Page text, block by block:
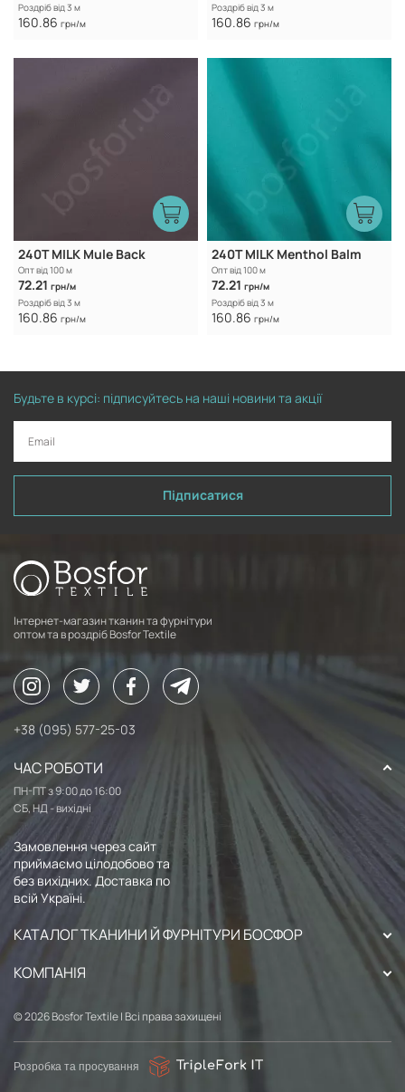
Роздріб від 3 м
160.86 грн/м
Роздріб від 3 м
160.86 грн/м
240T MILK Mule Back
Опт від 100 м
72.21 грн/м
Роздріб від 3 м
160.86 грн/м
240T MILK Menthol Balm
Опт від 100 м
72.21 грн/м
Роздріб від 3 м
160.86 грн/м
Будьте в курсі: підписуйтесь на наші новини та акції
Підписатися
Інтернет-магазин тканин та фурнітури
оптом та в роздріб Bosfor Textile
+38 (095) 577-25-03
ЧАС РОБОТИ
ПН-ПТ з 9:00 до 16:00
СБ, НД - вихідні
Замовлення через сайт
приймаємо цілодобово та
без вихідних. Доставка по
всій Україні.
КАТАЛОГ ТКАНИНИ Й ФУРНІТУРИ БОСФОР
КОМПАНІЯ
© 2026 Bosfor Textile | Всі права захищені
Розробка та просування